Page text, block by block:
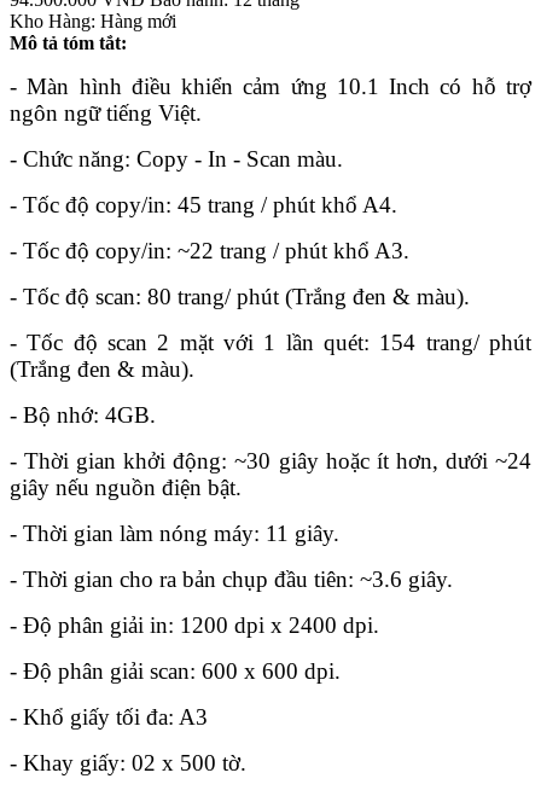
Kho Hàng: Hàng mới
Mô tả tóm tắt:
- Màn hình điều khiển cảm ứng 10.1 Inch có hỗ trợ
ngôn ngữ tiếng Việt.
- Chức năng: Copy - In - Scan màu.
- Tốc độ copy/in: 45 trang / phút khổ A4.
- Tốc độ copy/in: ~22 trang / phút khổ A3.
- Tốc độ scan: 80 trang/ phút (Trắng đen & màu).
- Tốc độ scan 2 mặt với 1 lần quét: 154 trang/ phút
(Trắng đen & màu).
- Bộ nhớ: 4GB.
- Thời gian khởi động: ~30 giây hoặc ít hơn, dưới ~24
giây nếu nguồn điện bật.
- Thời gian làm nóng máy: 11 giây.
- Thời gian cho ra bản chụp đầu tiên: ~3.6 giây.
- Độ phân giải in: 1200 dpi x 2400 dpi.
- Độ phân giải scan: 600 x 600 dpi.
- Khổ giấy tối đa: A3
- Khay giấy: 02 x 500 tờ.